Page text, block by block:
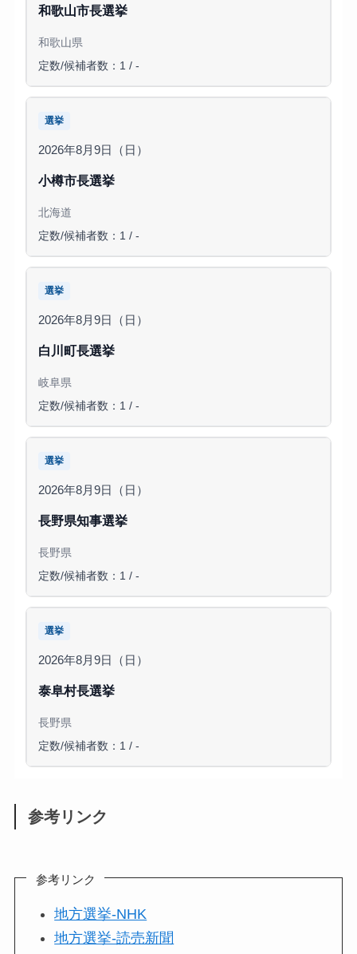
和歌山市長選挙
和歌山県
定数/候補者数：1 / -
選挙
2026年8月9日（日）
小樽市長選挙
北海道
定数/候補者数：1 / -
選挙
2026年8月9日（日）
白川町長選挙
岐阜県
定数/候補者数：1 / -
選挙
2026年8月9日（日）
長野県知事選挙
長野県
定数/候補者数：1 / -
選挙
2026年8月9日（日）
泰阜村長選挙
長野県
定数/候補者数：1 / -
参考リンク
参考リンク
地方選挙-NHK
地方選挙-読売新聞